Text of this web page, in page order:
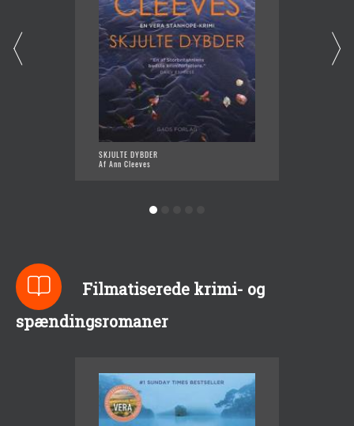
SKJULTE DYBDER
Af Ann Cleeves
Filmatiserede krimi- og
spændingsromaner